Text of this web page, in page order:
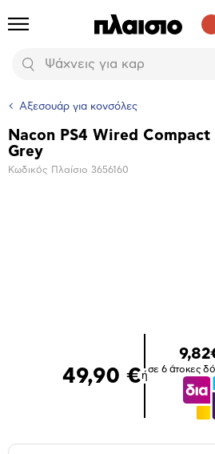
Προϊόντα
Αναζήτηση
Αξεσουάρ για κονσόλες
Βασικά
χαρακτηριστικά
Nacon PS4 Wired
Grey
Κωδικός Πλαίσιο 3656160
49,90 €ή
σε 6 άτοκες